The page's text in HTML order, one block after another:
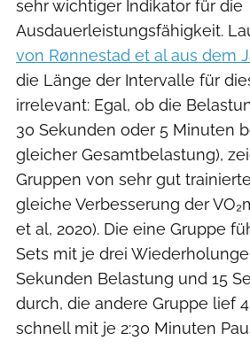
sehr wichtiger Indikator für die
Ausdauerleistungsfähigkeit.
von Rønnestad et al aus dem
die Länge der Intervalle für
irrelevant: Egal, ob die
30 Sekunden oder 5 Minuten
gleicher Gesamtbelastung),
Gruppen von sehr gut
gleiche Verbesserung der
et al, 2020). Die eine Gruppe
Sets mit je drei
Sekunden Belastung und 15
durch, die andere Gruppe lief
schnell mit je 2:30 Minuten